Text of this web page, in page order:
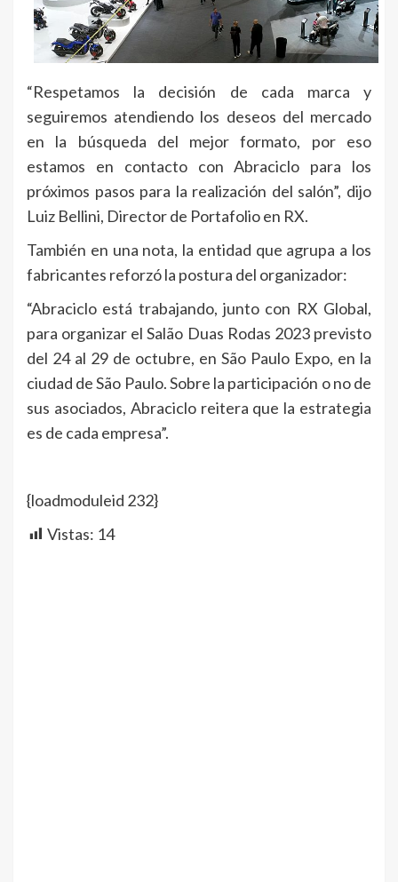
“Respetamos la decisión de cada marca y
seguiremos atendiendo los deseos del mercado
en la búsqueda del mejor formato, por eso
estamos en contacto con Abraciclo para los
próximos pasos para la realización del salón”, dijo
Luiz Bellini, Director de Portafolio en RX.
También en una nota, la entidad que agrupa a los
fabricantes reforzó la postura del organizador:
“Abraciclo está trabajando, junto con RX Global,
para organizar el Salão Duas Rodas 2023 previsto
del 24 al 29 de octubre, en São Paulo Expo, en la
ciudad de São Paulo. Sobre la participación o no de
sus asociados, Abraciclo reitera que la estrategia
es de cada empresa”.
{loadmoduleid 232}
Vistas: 14